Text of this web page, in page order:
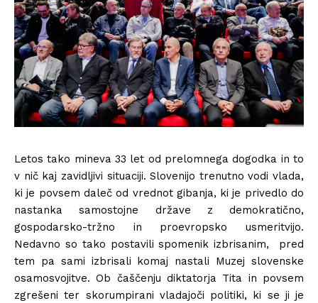
Letos tako mineva 33 let od prelomnega dogodka in to
v nič kaj zavidljivi situaciji. Slovenijo trenutno vodi vlada,
ki je povsem daleč od vrednot gibanja, ki je privedlo do
nastanka samostojne države z demokratično,
gospodarsko-tržno in proevropsko usmeritvijo.
Nedavno so tako postavili spomenik izbrisanim, pred
tem pa sami izbrisali komaj nastali Muzej slovenske
osamosvojitve. Ob čaščenju diktatorja Tita in povsem
zgrešeni ter skorumpirani vladajoči politiki, ki se ji je